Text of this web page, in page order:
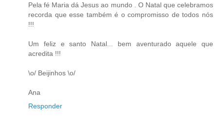
Pela fé Maria dá Jesus ao mundo . O Natal que celebramos
recorda que esse também é o compromisso de todos nós
!!!
Um feliz e santo Natal... bem aventurado aquele que
acredita !!!
\o/ Beijinhos \o/
Ana
Responder